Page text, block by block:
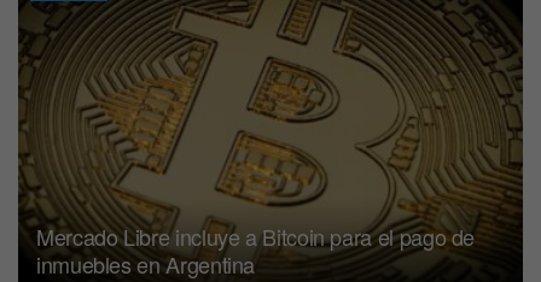
Mercado Libre incluye a Bitcoin para el pago de
inmuebles en Argentina